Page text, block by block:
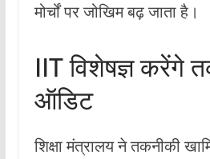
मोर्चों पर जोखिम बढ़ जाता है।
IIT विशेषज्ञ करेंगे
ऑडिट
शिक्षा मंत्रालय ने तकनीकी